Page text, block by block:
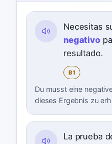
Necesitas
negativo
resultado.
B1
Du musst eine
dieses Ergebnis zu
La prueba